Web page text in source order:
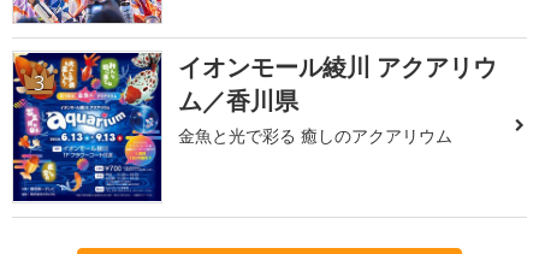
3
イオンモール綾川 アクアリウ
ム／香川県
金魚と光で彩る 癒しのアクアリウム